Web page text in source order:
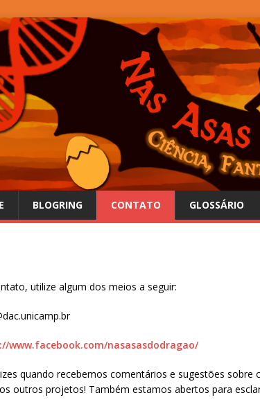
BLOGRING CONTATO GLOSSÁRIO
utilize algum dos meios a seguir:
www.facebook.com/nasasasdodragao/
quando recebemos comentários e sugestões sobre
outros projetos! Também estamos abertos para